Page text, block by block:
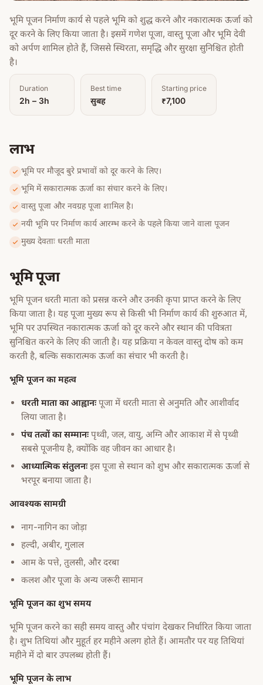
भूमि पूजन निर्माण कार्य से पहले भूमि को शुद्ध करने और नकारात्मक ऊर्जा को
दूर करने के लिए किया जाता है। इसमें गणेश पूजा, वास्तु पूजा और भूमि देवी
को अर्पण शामिल होते हैं, जिससे स्थिरता, समृद्धि और सुरक्षा सुनिश्चित होती
है।
Duration
2h – 3h
Best time
सुबह
Starting price
₹7,100
लाभ
भूमि पर मौजूद बुरे प्रभावों को दूर करने के लिए।
भूमि में सकारात्मक ऊर्जा का संचार करने के लिए।
वास्तु पूजा और नवग्रह पूजा शामिल है।
नयी भूमि पर निर्माण कार्य आरम्भ करने के पहले किया जाने वाला पूजन
मुख्य देवताः धरती माता
भूमि पूजा
भूमि पूजन धरती माता को प्रसन्न करने और उनकी कृपा प्राप्त करने के लिए
किया जाता है। यह पूजा मुख्य रूप से किसी भी निर्माण कार्य की शुरुआत में,
भूमि पर उपस्थित नकारात्मक ऊर्जा को दूर करने और स्थान की पवित्रता
सुनिश्चित करने के लिए की जाती है। यह प्रक्रिया न केवल वास्तु दोष को कम
करती है, बल्कि सकारात्मक ऊर्जा का संचार भी करती है।
भूमि पूजन का महत्व
धरती माता का आह्वानःपूजा में धरती माता से अनुमति और आशीर्वाद
लिया जाता है।
पंच तत्वों का सम्मानःपृथ्वी, जल, वायु, अग्नि और आकाश में से पृथ्वी
सबसे पूजनीय है, क्योंकि वह जीवन का आधार है।
आध्यात्मिक संतुलनःइस पूजा से स्थान को शुभ और सकारात्मक ऊर्जा से
भरपूर बनाया जाता है।
आवश्यक सामग्री
नाग-नागिन का जोड़ा
हल्दी, अबीर, गुलाल
आम के पत्ते, तुलसी, और दरबा
कलश और पूजा के अन्य जरूरी सामान
भूमि पूजन का शुभ समय
भूमि पूजन करने का सही समय वास्तु और पंचांग देखकर निर्धारित किया जाता
है। शुभ तिथियां और मुहूर्त हर महीने अलग होते हैं। आमतौर पर यह तिथियां
महीने में दो बार उपलब्ध होती हैं।
भूमि पूजन के लाभ